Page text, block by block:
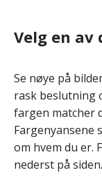
Velg en av
Se nøye på
rask beslutning
fargen matcher
Fargenyansene
om hvem du er.
nederst på siden.